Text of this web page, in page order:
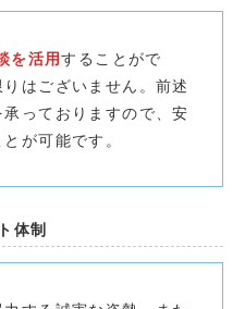
を活用することがで
はございません。前述
っておりますので、安
が可能です。
体制